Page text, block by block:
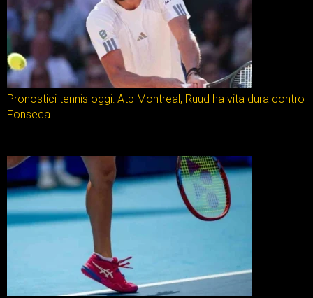
Pronostici tennis oggi: Atp Montreal, Ruud ha vita dura contro
Fonseca